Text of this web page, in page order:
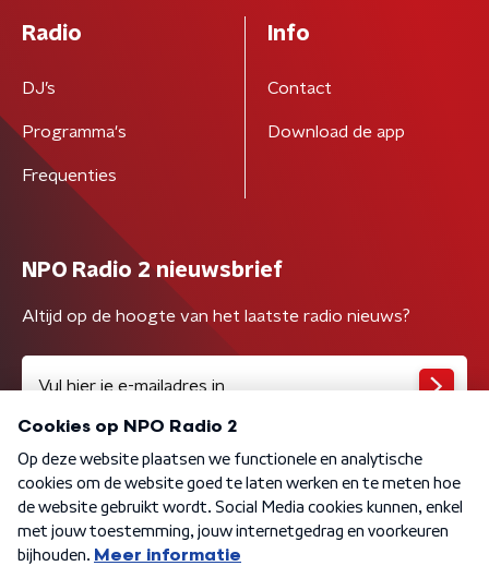
Radio
DJ’s
Programma's
Frequenties
Info
Contact
Download de app
NPO Radio 2 nieuwsbrief
Altijd op de hoogte van het laatste radio nieuws?
Algemene voorwaarden